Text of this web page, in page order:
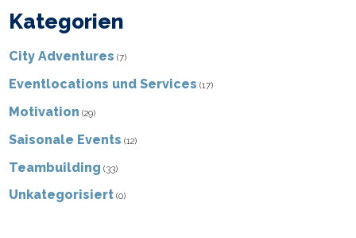
Kategorien
City Adventures (7)
Eventlocations und Services (17)
Motivation (29)
Saisonale Events (12)
Teambuilding (33)
Unkategorisiert (0)